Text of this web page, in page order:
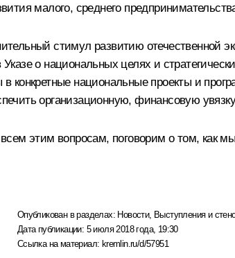
малого, среднего
стимул развитию отечественной
о национальных целях и
конкретные национальные проекты и
организационную, финансовую
всем этим вопросам, поговорим о том,
Опубликован в разделах: Новости, Выступления и
Дата публикации: 5 июля 2018 года, 19:30
Ссылка на материал: kremlin.ru/d/57951